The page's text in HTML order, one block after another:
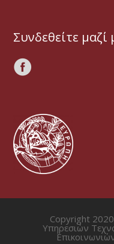
Συνδεθείτε μαζί
Copyright
Υπηρεσιών